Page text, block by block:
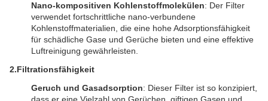
Nano-kompositiven Kohlenstoffmolekülen: Der Filter
verwendet fortschrittliche nano-verbundene
Kohlenstoffmaterialien, die eine hohe Adsorptionsfähigkeit
für schädliche Gase und Gerüche bieten und eine effektive
Luftreinigung gewährleisten.
2.Filtrationsfähigkeit
Geruch und Gasadsorption: Dieser Filter ist so konzipiert,